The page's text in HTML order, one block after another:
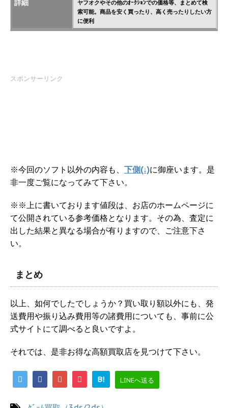
詳細
ヤフオクやその他のｵｰｸｼｮﾝでの価格等、まとめて検
索可能。商品を安く買ったり、高く売ったりしたい方
に便利
スポンサーリンク
※今回のソフト以外の内容も、 下側(↓)に御座います。是
非一度ご覧になってみて下さい。
※※上に書いております値段は、お店のホームページに
て公開されている参考価格となります。その為、査定に
出した結果と異なる場合が有りますので、ご注意下さ
い。
まとめ
以上、如何でしたでしょうか？買い取り額以外にも、発
送費用や振り込み費用等の諸費用についても、事前に公
式サイトにて調べると良いですよ。
それでは、是非お得な高額買取店を見つけて下さい。
B! LINEへ送る